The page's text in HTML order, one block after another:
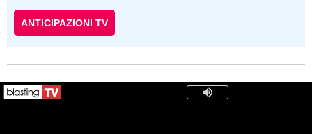
ANTICIPAZIONI TV